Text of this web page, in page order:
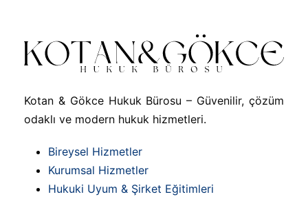
Kotan & Gökce Hukuk Bürosu – Güvenilir, çözüm
odaklı ve modern hukuk hizmetleri.
Bireysel Hizmetler
Kurumsal Hizmetler
Hukuki Uyum & Şirket Eğitimleri